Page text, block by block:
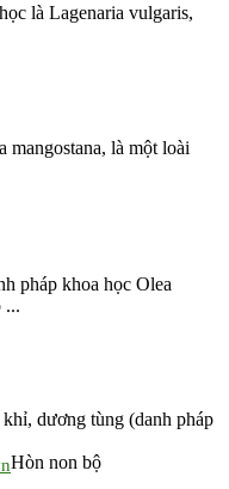
là Lagenaria vulgaris,
mangostana, là một loài
pháp khoa học Olea
...
dương tùng (danh pháp
Hòn non bộ